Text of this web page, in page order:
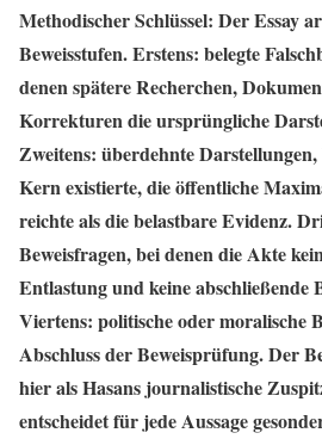
Methodischer Schlüssel: Der Essay
Beweisstufen. Erstens: belegte
denen spätere Recherchen,
Korrekturen die ursprüngliche
Zweitens: überdehnte
Kern existierte, die öffentliche
reichte als die belastbare Evidenz.
Beweisfragen, bei denen die Akte
Entlastung und keine abschließende
Viertens: politische oder moralische
Abschluss der Beweisprüfung. Der
hier als Hasans journalistische
entscheidet für jede Aussage